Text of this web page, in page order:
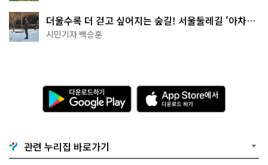
더울수록 더 걷고 싶어지는 숲길! 서울둘레길 '아차산
코스'
시민기자 백승훈
다
운
로
기
G
o
A
p
p
e
관련 누리집 바로가기